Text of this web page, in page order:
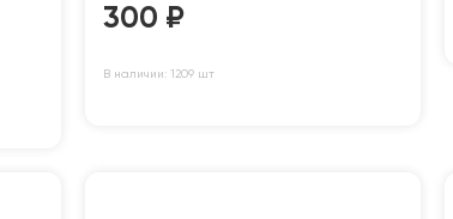
300 ₽
В наличии: 1209 шт